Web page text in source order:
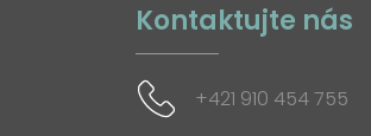
Kontaktujte nás
+421 910 454 755